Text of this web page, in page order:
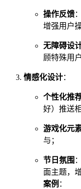
操作反馈
增强用户
无障碍设
顾特殊用
情感化设计：
个性化推
好）推送
游戏化元
与；
节日氛围
面主题，
案例 ：